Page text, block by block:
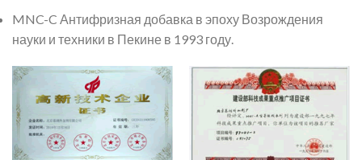
MNC-C Антифризная добавка в эпоху Возрождения
науки и техники в Пекине в 1993 году.